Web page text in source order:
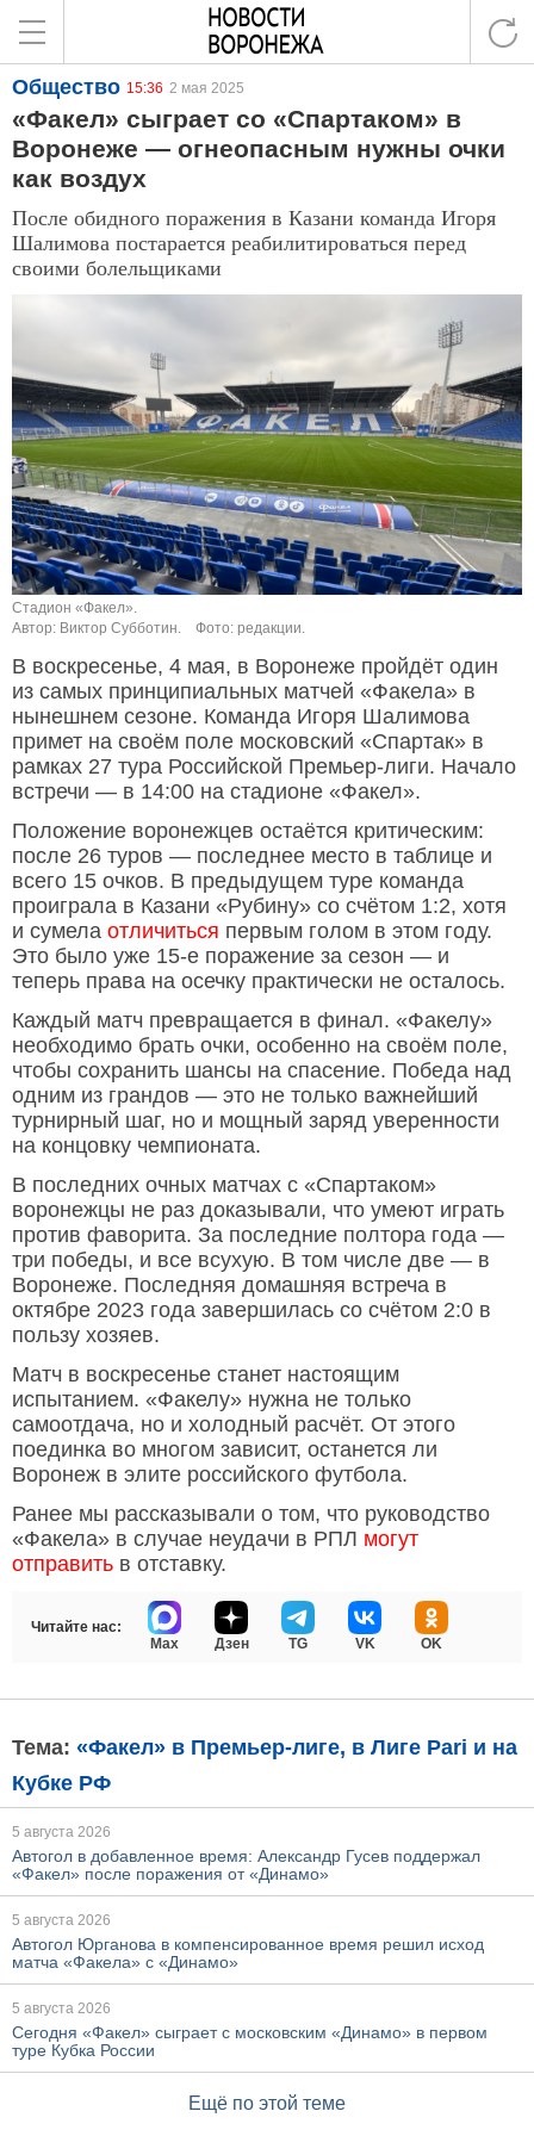
Общество 15:36 2 мая 2025
«Факел» сыграет со «Спартаком» в
Воронеже — огнеопасным нужны очки
как воздух
После обидного поражения в Казани команда Игоря
Шалимова постарается реабилитироваться перед
своими болельщиками
Стадион «Факел».
Автор: Виктор Субботин.
Фото: редакции.
В воскресенье, 4 мая, в Воронеже пройдёт один
из самых принципиальных матчей «Факела» в
нынешнем сезоне. Команда Игоря Шалимова
примет на своём поле московский «Спартак» в
рамках 27 тура Российской Премьер-лиги. Начало
встречи — в 14:00 на стадионе «Факел».
Положение воронежцев остаётся критическим:
после 26 туров — последнее место в таблице и
всего 15 очков. В предыдущем туре команда
проиграла в Казани «Рубину» со счётом 1:2, хотя
и сумела отличиться первым голом в этом году.
Это было уже 15-е поражение за сезон — и
теперь права на осечку практически не осталось.
Каждый матч превращается в финал. «Факелу»
необходимо брать очки, особенно на своём поле,
чтобы сохранить шансы на спасение. Победа над
одним из грандов — это не только важнейший
турнирный шаг, но и мощный заряд уверенности
на концовку чемпионата.
В последних очных матчах с «Спартаком»
воронежцы не раз доказывали, что умеют играть
против фаворита. За последние полтора года —
три победы, и все всухую. В том числе две — в
Воронеже. Последняя домашняя встреча в
октябре 2023 года завершилась со счётом 2:0 в
пользу хозяев.
Матч в воскресенье станет настоящим
испытанием. «Факелу» нужна не только
самоотдача, но и холодный расчёт. От этого
поединка во многом зависит, останется ли
Воронеж в элите российского футбола.
Ранее мы рассказывали о том, что руководство
«Факела» в случае неудачи в РПЛ могут
отправить в отставку.
Читайте нас:
Max
Дзен TG VK OK
Тема: «Факел» в Премьер-лиге, в Лиге Pari и на
Кубке РФ
5 августа 2026
Автогол в добавленное время: Александр Гусев поддержал
«Факел» после поражения от «Динамо»
5 августа 2026
Автогол Юрганова в компенсированное время решил исход
матча «Факела» с «Динамо»
5 августа 2026
Сегодня «Факел» сыграет с московским «Динамо» в первом
туре Кубка России
Ещё по этой теме